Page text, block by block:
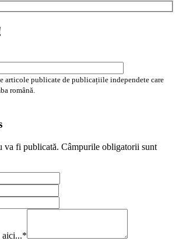
articole publicate de publicațiile independete care
română.
va fi publicată. Câmpurile obligatorii sunt
aici...*